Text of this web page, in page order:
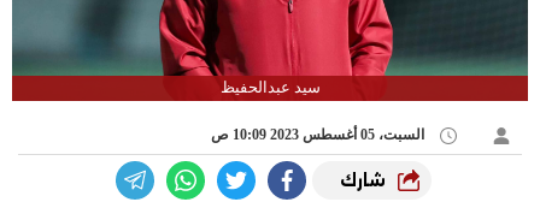
سيد عبدالحفيظ
السبت، 05 أغسطس 2023 10:09 ص
شارك